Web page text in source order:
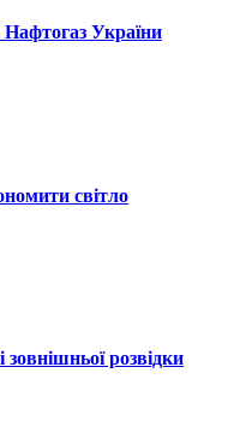
України
світло
розвідки